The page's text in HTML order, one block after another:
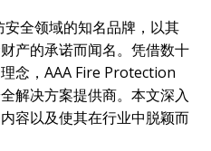
全领域的知名品牌，以其
产的承诺而闻名。凭借数十
念，AAA Fire Protection
解决方案提供商。本文深入
容以及使其在行业中脱颖而